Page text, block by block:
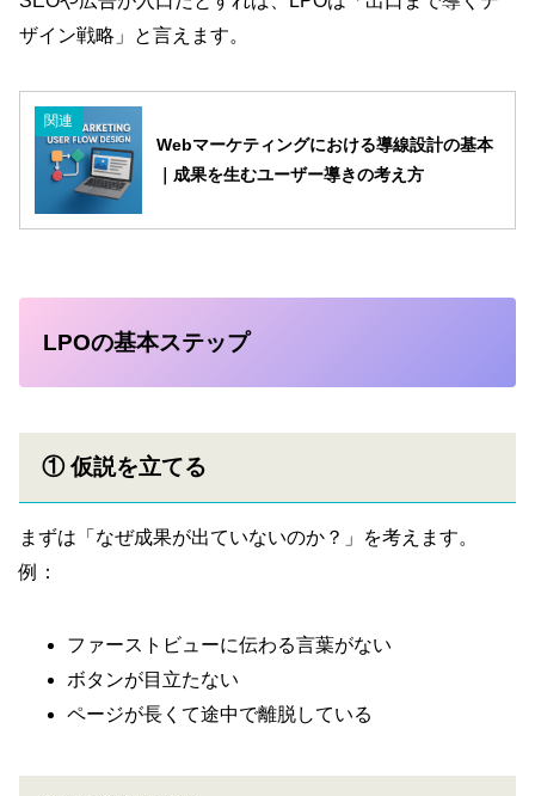
ザイン戦略」と言えます。
関連
Webマーケティングにおける導線設計の基本
｜成果を生むユーザー導きの考え方
LPOの基本ステップ
① 仮説を立てる
まずは「なぜ成果が出ていないのか？」を考えます。
例：
ファーストビューに伝わる言葉がない
ボタンが目立たない
ページが長くて途中で離脱している